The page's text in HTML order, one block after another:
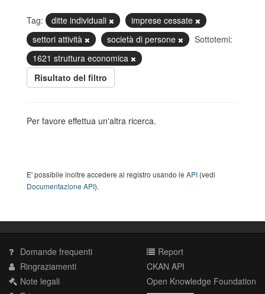
Tag: ditte individuali
imprese cessate
settori attività
società di persone
Sottotemi:
1621 struttura economica
Risultato del filtro
Per favore effettua un'altra ricerca.
E' possibile inoltre accedere al registro usando le API (vedi
Documentazione API).
Domande frequenti
Ringraziamenti
Note legali
Report
CKAN API
Open Knowledge Foundation